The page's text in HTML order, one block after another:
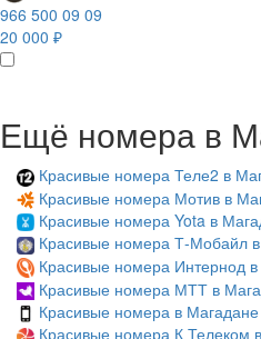
966 500 09 09
20 000 ₽
Ещё номера в
Красивые номера Теле2 в
Красивые номера Мотив в
Красивые номера Yota в
Красивые номера Т-Мобайл
Красивые номера Интернод
Красивые номера МТТ в
Красивые номера в Магадане
Красивые номера К Телеком